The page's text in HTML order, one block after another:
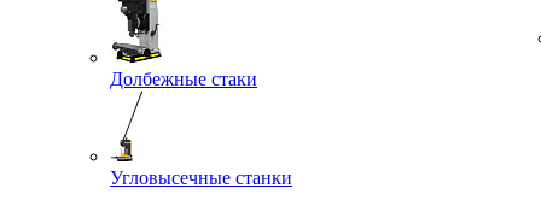
Долбежные стаки
Угловысечные станки